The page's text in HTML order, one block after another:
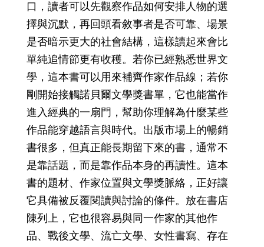
口，讀者可以先觀察作品如何安排人物的選
擇與沉默，再回頭看敘事者是否可靠、場景
是否暗示更大的社會結構，這樣讀起來會比
單純追情節更有收穫。若你已經熟悉世界文
學，這本書可以用來補齊作家作品線；若你
剛開始接觸諾貝爾文學獎書單，它也能當作
進入經典的一扇門，幫助你理解為什麼某些
作品能穿越語言與時代。出版市場上的暢銷
書很多，但真正能長期留下來的書，通常不
是靠話題，而是靠作品本身的再讀性。這本
書的題材、作家位置與文學獎脈絡，正好讓
它具備被反覆閱讀與討論的條件。放在書店
陳列上，它也很容易與同一作家的其他作
品、戰後文學、流亡文學、女性書寫、存在